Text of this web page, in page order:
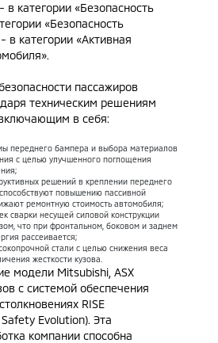
в категории «Безопасность
«Безопасность
в категории «Активная
пассажиров
техническим решениям
в себя:
переднего бампера и выбора материалов
с целью улучшенного поглощения
решений в креплении переднего
повышению пассивной
ремонтную стоимость автомобиля;
сварки несущей силовой конструкции
что при фронтальном, боковом и заднем
рассеивается;
стали с целью снижения веса
жесткости кузова.
модели Mitsubishi, ASX
с системой обеспечения
RISE
Evolution). Эта
компании способна